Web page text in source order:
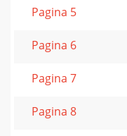
Pagina 5
Pagina 6
Pagina 7
Pagina 8